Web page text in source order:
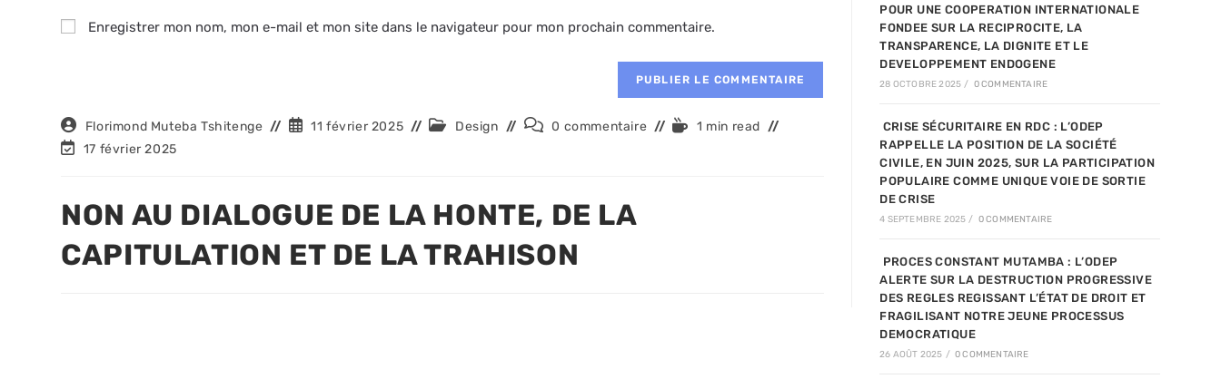
or
address
votre
(facultatif)
Enregistrer mon nom, mon e-mail et mon site dans le navigateur pour mon prochain commentaire.
Auteur/autrice
de
la
Florimond Muteba Tshitenge
Publication
11 février 2025
PostDesign
Commentaires
0 commentaire
Temps1 min read
Dernière
publication :
17 février 2025
NON AU DIALOGUE DE LA HONTE, DE LA
CAPITULATION ET DE LA TRAHISON
POUR UNE COOPERATION INTERNATIONALE
FONDEE SUR LA RECIPROCITE, LA
TRANSPARENCE, LA DIGNITE ET LE
DEVELOPPEMENT ENDOGENE
28 OCTOBRE 2025 / 0 COMMENTAIRE
CRISE SÉCURITAIRE EN RDC : L’ODEP
RAPPELLE LA POSITION DE LA SOCIÉTÉ
CIVILE, EN JUIN 2025, SUR LA PARTICIPATION
POPULAIRE COMME UNIQUE VOIE DE SORTIE
DE CRISE
4 SEPTEMBRE 2025 / 0 COMMENTAIRE
PROCES CONSTANT MUTAMBA : L’ODEP
ALERTE SUR LA DESTRUCTION PROGRESSIVE
DES REGLES REGISSANT L’ÉTAT DE DROIT ET
FRAGILISANT NOTRE JEUNE PROCESSUS
DEMOCRATIQUE
26 AOÛT 2025 / 0 COMMENTAIRE